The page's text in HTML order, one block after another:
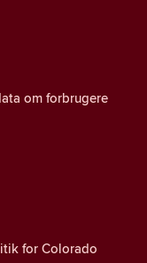
om forbrugere
for Colorado